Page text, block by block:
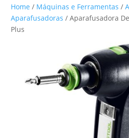
Home / Máquinas e Ferramentas /
Aparafusadoras / Aparafusadora
Plus